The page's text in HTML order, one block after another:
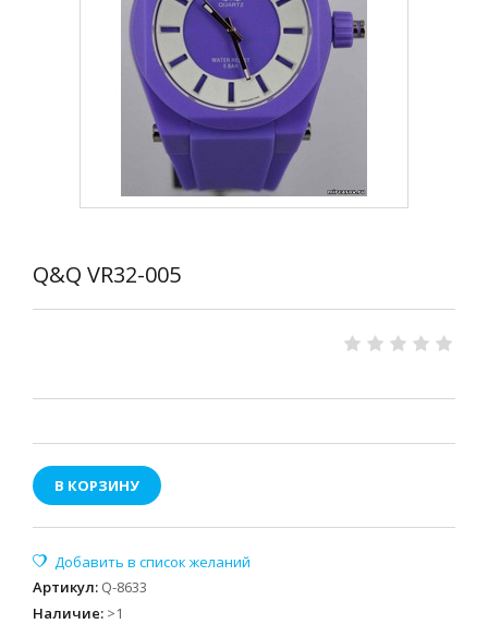
Q&Q VR32-005
В КОРЗИНУ
Артикул: Q-8633
Наличие: >1